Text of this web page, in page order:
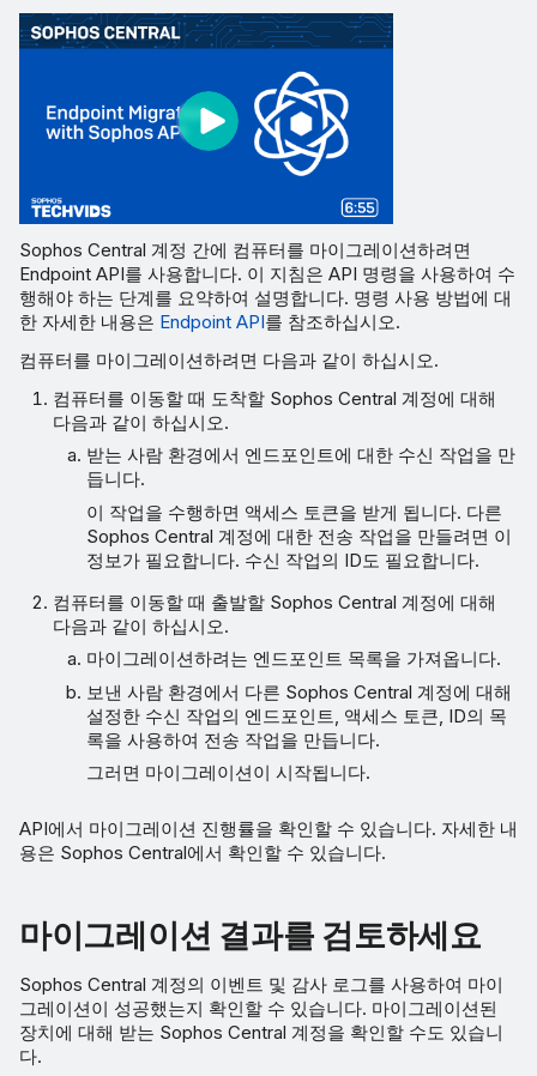
Sophos Central 계정 간에 컴퓨터를 마이그레이션하려면
Endpoint API를 사용합니다. 이 지침은 API 명령을 사용하여 수
행해야 하는 단계를 요약하여 설명합니다. 명령 사용 방법에 대
한 자세한 내용은 Endpoint API를 참조하십시오.
컴퓨터를 마이그레이션하려면 다음과 같이 하십시오.
컴퓨터를 이동할 때 도착할 Sophos Central 계정에 대해
다음과 같이 하십시오.
받는 사람 환경에서 엔드포인트에 대한 수신 작업을 만
듭니다.
이 작업을 수행하면 액세스 토큰을 받게 됩니다. 다른
Sophos Central 계정에 대한 전송 작업을 만들려면 이
정보가 필요합니다. 수신 작업의 ID도 필요합니다.
컴퓨터를 이동할 때 출발할 Sophos Central 계정에 대해
다음과 같이 하십시오.
마이그레이션하려는 엔드포인트 목록을 가져옵니다.
보낸 사람 환경에서 다른 Sophos Central 계정에 대해
설정한 수신 작업의 엔드포인트, 액세스 토큰, ID의 목
록을 사용하여 전송 작업을 만듭니다.
그러면 마이그레이션이 시작됩니다.
API에서 마이그레이션 진행률을 확인할 수 있습니다. 자세한 내
용은 Sophos Central에서 확인할 수 있습니다.
마이그레이션 결과를 검토하세요
Sophos Central 계정의 이벤트 및 감사 로그를 사용하여 마이
그레이션이 성공했는지 확인할 수 있습니다. 마이그레이션된
장치에 대해 받는 Sophos Central 계정을 확인할 수도 있습니
다.